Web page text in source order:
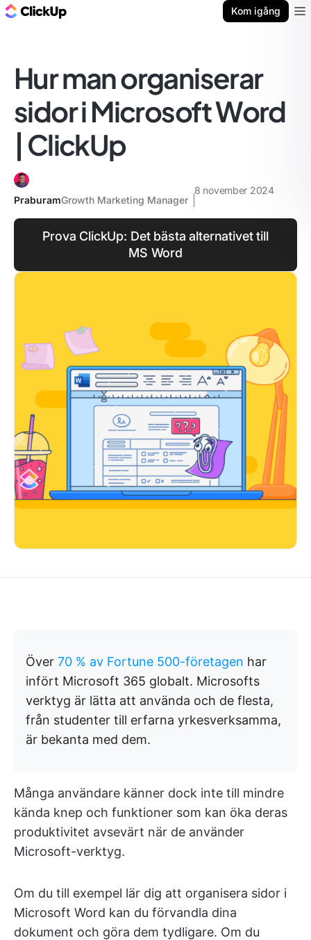
Kom igång
Hur man organiserar
sidor i Microsoft Word
| ClickUp
PraburamGrowth Marketing Manager
8 november 2024
Prova ClickUp: Det bästa alternativet till
MS Word
Över 70 % av Fortune 500-företagen har
infört Microsoft 365 globalt. Microsofts
verktyg är lätta att använda och de flesta,
från studenter till erfarna yrkesverksamma,
är bekanta med dem.
Många användare känner dock inte till mindre
kända knep och funktioner som kan öka deras
produktivitet avsevärt när de använder
Microsoft-verktyg.
Om du till exempel lär dig att organisera sidor i
Microsoft Word kan du förvandla dina
dokument och göra dem tydligare. Om du